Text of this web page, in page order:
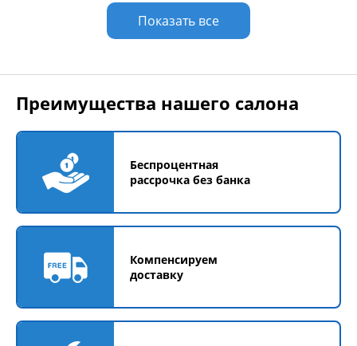
Показать все
Преимущества нашего салона
Беспроцентная
рассрочка без банка
Компенсируем
доставку